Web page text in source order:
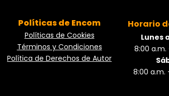
Políticas de Encom
Políticas de Cookies
Términos y Condiciones
Política de Derechos de Autor
Horario
Lunes
8:00 a.m.
8:00 a.m.